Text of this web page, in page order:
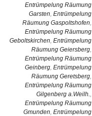
Entrümpelung Räumung
Garsten, Entrümpelung
Räumung Gaspoltshofen,
Entrümpelung Räumung
Geboltskirchen, Entrümpelung
Räumung Geiersberg,
Entrümpelung Räumung
Geinberg, Entrümpelung
Räumung Geretsberg,
Entrümpelung Räumung
Gilgenberg a.Weilh.,
Entrümpelung Räumung
Gmunden, Entrümpelung